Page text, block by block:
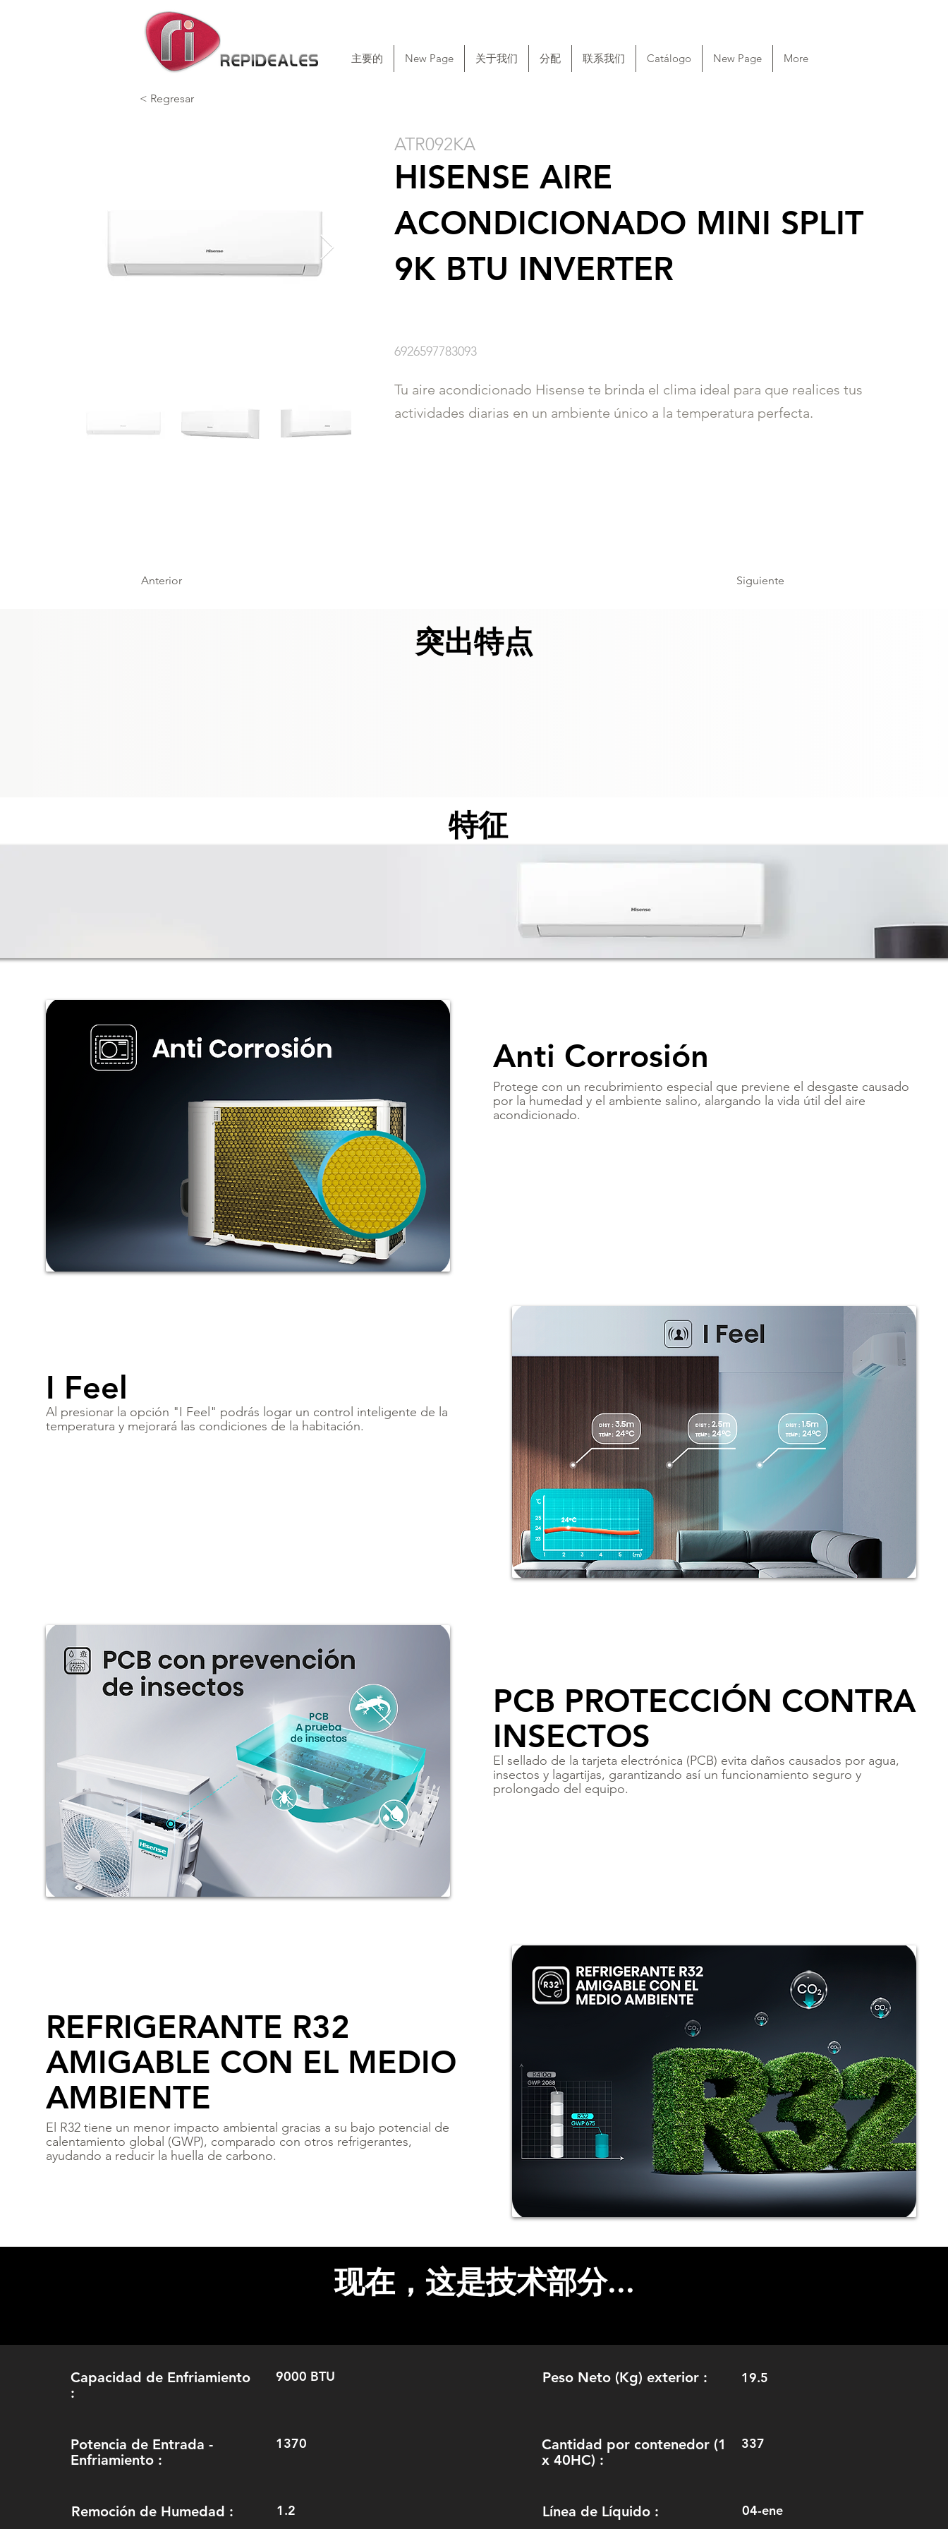
主要的 New Page 关于我们 分配 联系我们 Catálogo New Page More
< Regresar
ATR092KA
HISENSE AIRE
ACONDICIONADO MINI SPLIT
9K BTU INVERTER
Tu aire acondicionado Hisense te brinda el clima ideal para que realices tus
actividades diarias en un ambiente único a la temperatura perfecta.
6926597783093
Anterior Siguiente
突出特点
特征
Anti Corrosión
Protege con un recubrimiento especial que previene el desgaste causado
por la humedad y el ambiente salino, alargando la vida útil del aire
acondicionado.
I Feel
Al presionar la opción "I Feel" podrás logar un control inteligente de la
temperatura y mejorará las condiciones de la habitación.
PCB PROTECCIÓN CONTRA
INSECTOS
El sellado de la tarjeta electrónica (PCB) evita daños causados por agua,
insectos y lagartijas, garantizando así un funcionamiento seguro y
prolongado del equipo.
REFRIGERANTE R32
AMIGABLE CON EL MEDIO
AMBIENTE
El R32 tiene un menor impacto ambiental gracias a su bajo potencial de
calentamiento global (GWP), comparado con otros refrigerantes,
ayudando a reducir la huella de carbono.
规格
现在，这是技术部分...
Capacidad de Enfriamiento
:
9000 BTU
Potencia de Entrada -
Enfriamiento :
1370
Remoción de Humedad : 1.2
Peso Neto (Kg) exterior : 19.5
Cantidad por contenedor (1
x 40HC) :
337
Línea de Líquido : 04-ene